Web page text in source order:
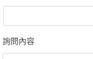
詢問內容